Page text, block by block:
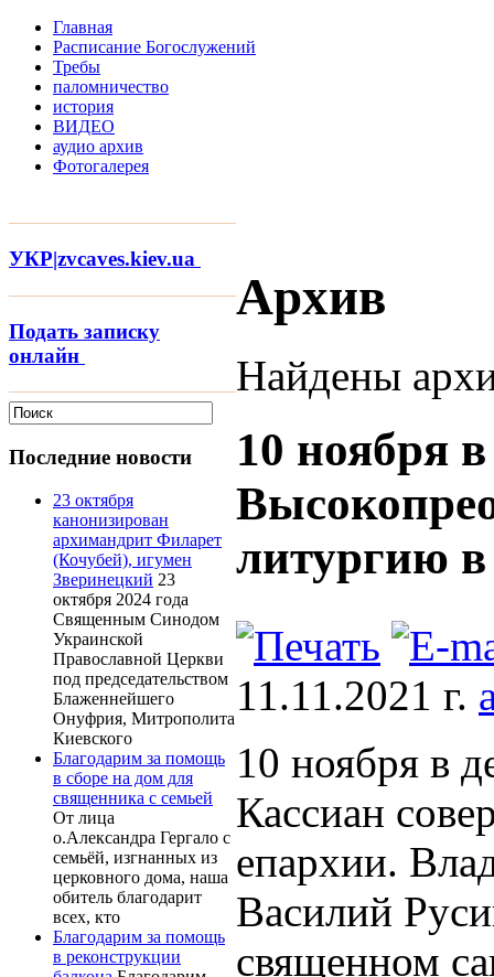
Главная
Расписание Богослужений
Требы
паломничество
история
ВИДЕО
аудио архив
Фотогалерея
УКР|zvcaves.kiev.ua
Подать записку
онлайн
Последние новости
23 октября
канонизирован
архимандрит Филарет
(Кочубей), игумен
Зверинецкий 23
октября 2024 года
Священным Синодом
Украинской
Православной Церкви
под председательством
Блаженнейшего
Онуфрия, Митрополита
Киевского
Благодарим за помощь
в сборе на дом для
священника с семьей
От лица
о.Александра Гергало с
семьёй, изгнанных из
церковного дома, наша
обитель благодарит
всех, кто
Благодарим за помощь
в реконструкции
Архив
Найдены
10 ноября
литургию в
11.11.2021 г.
10 ноября в
Кассиан
епархии.
Василий
священном